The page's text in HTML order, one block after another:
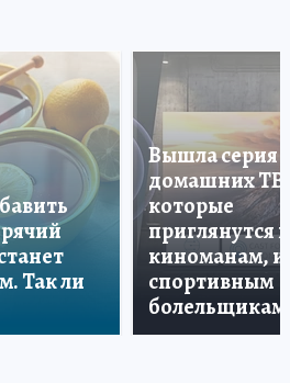
Так ли
Вышла серия
домашних ТВ,
которые
приглянутся и
киноманам, и
спортивным
болельщикам